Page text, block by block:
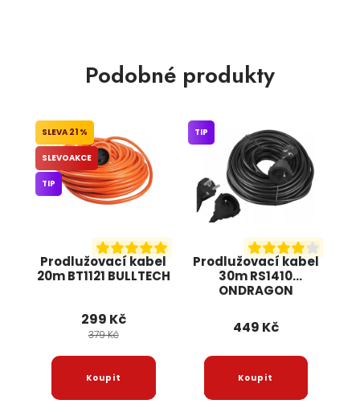
Podobné produkty
Prodlužovací kabel
20m BT1121 BULLTECH
21 %
SLEVOAKCE
TIP
299 Kč
379 Kč
Prodlužovací kabel
30m RS1410
ONDRAGON
TIP
449 Kč